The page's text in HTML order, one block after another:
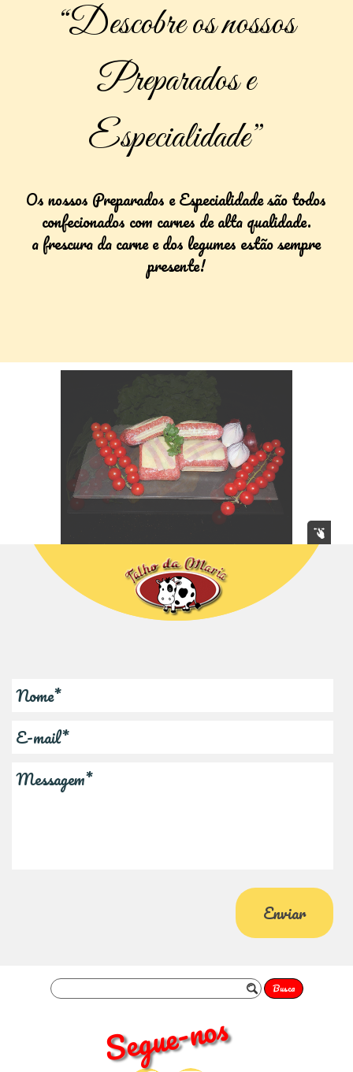
“Descobre os nossos
Preparados e
Especialidade”
Os nossos Preparados e Especialidade são todos
confecionados com carnes de alta qualidade.
a frescura da carne e dos legumes estão sempre
presente!
Segue-nos
Busca